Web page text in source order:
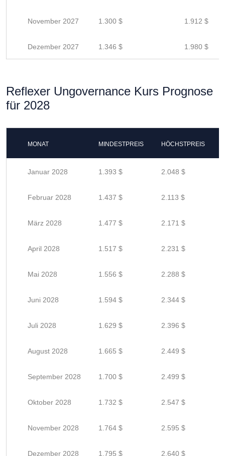
November 2027 1.300 $ 1.912 $
Dezember 2027 1.346 $ 1.980 $
Reflexer Ungovernance Kurs Prognose
für 2028
MONAT MINDESTPREIS HÖCHSTPREIS
Januar 2028 1.393 $ 2.048 $
Februar 2028 1.437 $ 2.113 $
März 2028 1.477 $ 2.171 $
April 2028 1.517 $ 2.231 $
Mai 2028 1.556 $ 2.288 $
Juni 2028 1.594 $ 2.344 $
Juli 2028 1.629 $ 2.396 $
August 2028 1.665 $ 2.449 $
September 2028 1.700 $ 2.499 $
Oktober 2028 1.732 $ 2.547 $
November 2028 1.764 $ 2.595 $
Dezember 2028 1.795 $ 2.640 $